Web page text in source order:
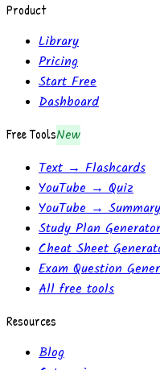
Product
Library
Pricing
Start Free
Dashboard
Free ToolsNew
Text → Flashcards
YouTube → Quiz
YouTube → Summary
Study Plan Generator
Cheat Sheet
Exam Question
All free tools
Resources
Blog